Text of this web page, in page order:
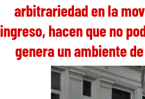
arbitrariedad en la
ingreso, hacen que no
genera un ambiente